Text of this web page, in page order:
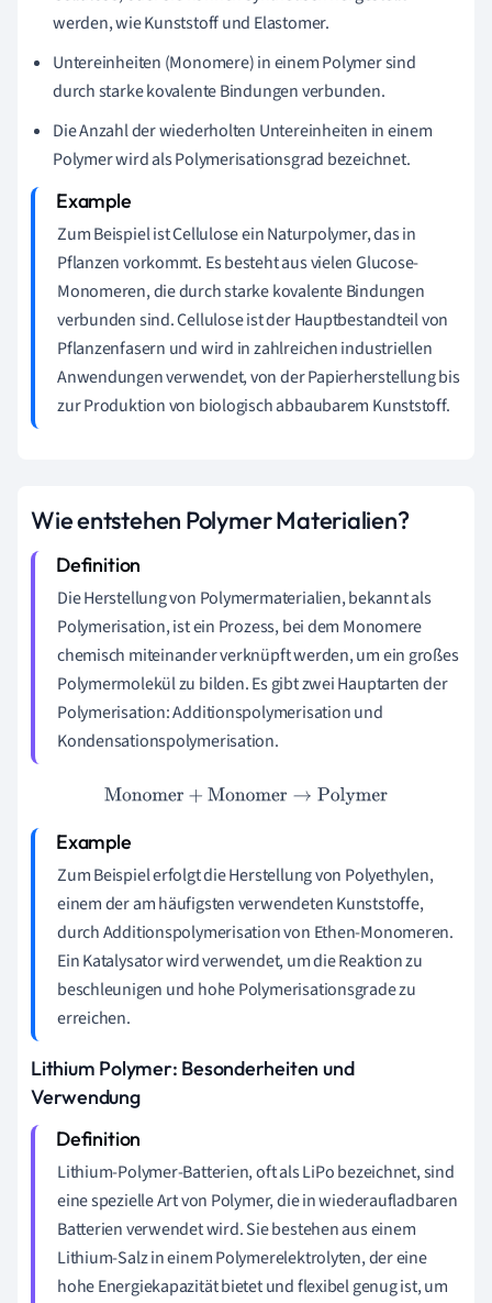
werden, wie Kunststoff und Elastomer.
Untereinheiten (Monomere) in einem Polymer sind
durch starke kovalente Bindungen verbunden.
Die Anzahl der wiederholten Untereinheiten in einem
Polymer wird als Polymerisationsgrad bezeichnet.
Zum Beispiel ist Cellulose ein Naturpolymer, das in
Pflanzen vorkommt. Es besteht aus vielen Glucose-
Monomeren, die durch starke kovalente Bindungen
verbunden sind. Cellulose ist der Hauptbestandteil von
Pflanzenfasern und wird in zahlreichen industriellen
Anwendungen verwendet, von der Papierherstellung bis
zur Produktion von biologisch abbaubarem Kunststoff.
Wie entstehen Polymer Materialien?
Die Herstellung von Polymermaterialien, bekannt als
Polymerisation, ist ein Prozess, bei dem Monomere
chemisch miteinander verknüpft werden, um ein großes
Polymermolekül zu bilden. Es gibt zwei Hauptarten der
Polymerisation: Additionspolymerisation und
Kondensationspolymerisation.
Monomer +Monomer→Polymer
Zum Beispiel erfolgt die Herstellung von Polyethylen,
einem der am häufigsten verwendeten Kunststoffe,
durch Additionspolymerisation von Ethen-Monomeren.
Ein Katalysator wird verwendet, um die Reaktion zu
beschleunigen und hohe Polymerisationsgrade zu
erreichen.
Lithium Polymer: Besonderheiten und
Verwendung
Lithium-Polymer-Batterien, oft als LiPo bezeichnet, sind
eine spezielle Art von Polymer, die in wiederaufladbaren
Batterien verwendet wird. Sie bestehen aus einem
Lithium-Salz in einem Polymerelektrolyten, der eine
hohe Energiekapazität bietet und flexibel genug ist, um